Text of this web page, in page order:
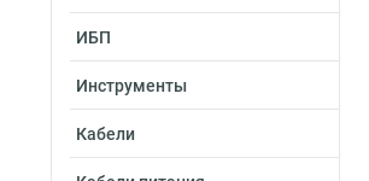
ИБП
Инструменты
Кабели